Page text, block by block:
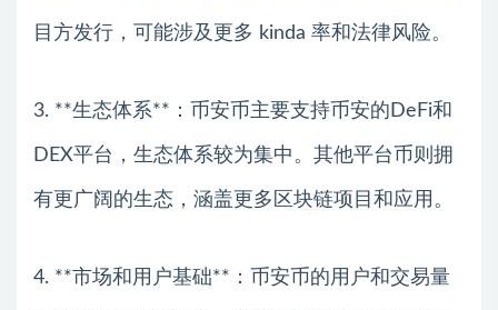
目方发行，可能涉及更多 kinda 率和法律风险。
3. **生态体系**：币安币主要支持币安的DeFi和
DEX平台，生态体系较为集中。其他平台币则拥
有更广阔的生态，涵盖更多区块链项目和应用。
4. **市场和用户基础**：币安币的用户和交易量